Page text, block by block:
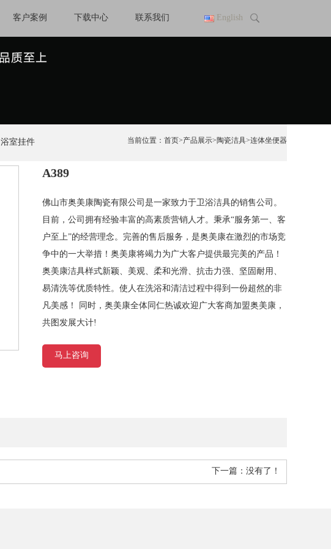
客户案例 下载中心 联系我们 English
当前位置： 首页>产品展示>陶瓷洁具>连体坐便器
浴室挂件
A389
佛山市奥美康陶瓷有限公司是一家致力于卫浴洁具的销售公司。
目前，公司拥有经验丰富的高素质营销人才。秉承“服务第一、客
户至上”的经营理念。完善的售后服务，是奥美康在激烈的市场竞
争中的一大举措！奥美康将竭力为广大客户提供最完美的产品！
奥美康洁具样式新颖、美观、柔和光滑、抗击力强、坚固耐用、
易清洗等优质特性。使人在洗浴和清洁过程中得到一份超然的非
凡美感！ 同时，奥美康全体同仁热诚欢迎广大客商加盟奥美康，
共图发展大计!
马上咨询
下一篇：没有了！